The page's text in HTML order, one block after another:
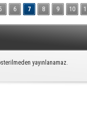
6 7 8 9 10
yayınlanamaz.